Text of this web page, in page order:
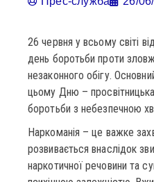
26 червня у всьому світі
день боротьби проти
незаконного обігу.
цьому Дню –
боротьби з небезпечною
Наркоманія – це важке
розвивається внаслідок
наркотичної речовини та